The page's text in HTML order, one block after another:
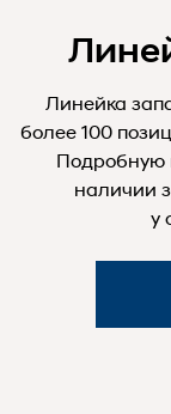
Линейка
более 100
Подробную
наличии
у